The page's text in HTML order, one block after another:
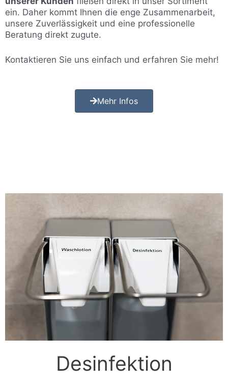
ein. Daher kommt Ihnen die enge Zusammenarbeit,
unsere Zuverlässigkeit und eine professionelle
Beratung direkt zugute.
Kontaktieren Sie uns einfach und erfahren Sie mehr!
Mehr Infos
Desinfektion